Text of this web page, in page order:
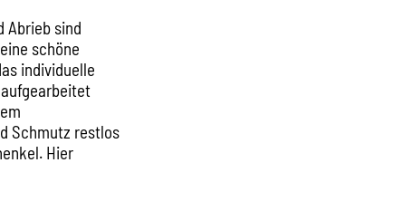
Abrieb sind
schöne
individuelle
Schmutz restlos
Hier